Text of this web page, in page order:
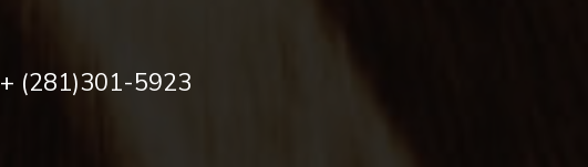
+ (281)301-5923